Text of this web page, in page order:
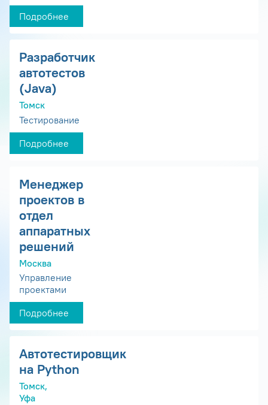
Подробнее
Разработчик
автотестов
(Java)
Томск
Тестирование
Подробнее
Менеджер
проектов в
отдел
аппаратных
решений
Москва
Управление
проектами
Подробнее
Автотестировщик
на Python
Томск,
Уфа